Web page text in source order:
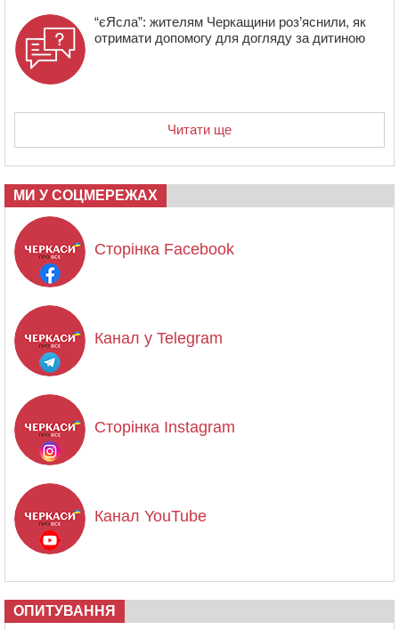
“єЯсла”: жителям Черкащини роз’яснили, як
отримати допомогу для догляду за дитиною
Читати ще
МИ У СОЦМЕРЕЖАХ
Сторінка Facebook
Канал у Telegram
Сторінка Instagram
Канал YouTube
ОПИТУВАННЯ